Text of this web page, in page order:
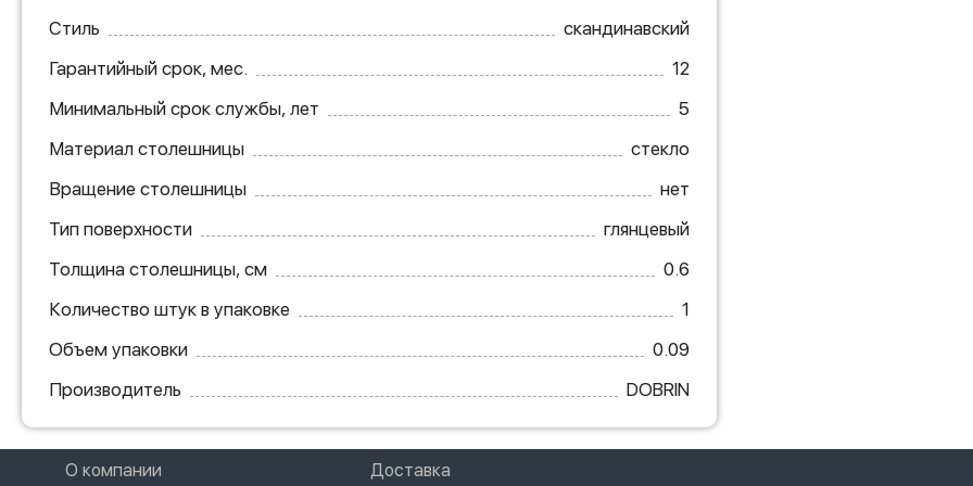
Стиль
скандинавский
Гарантийный срок, мес.
12
Минимальный срок службы, лет
5
Материал столешницы
стекло
Вращение столешницы
нет
Тип поверхности
глянцевый
Толщина столешницы, см
0.6
Количество штук в упаковке
1
Объем упаковки
0.09
Производитель
DOBRIN
О компании Доставка